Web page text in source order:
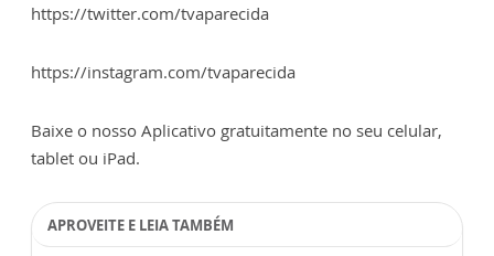
https://twitter.com/tvaparecida
https://instagram.com/tvaparecida
Baixe o nosso Aplicativo gratuitamente no seu celular,
tablet ou iPad.
APROVEITE E LEIA TAMBÉM